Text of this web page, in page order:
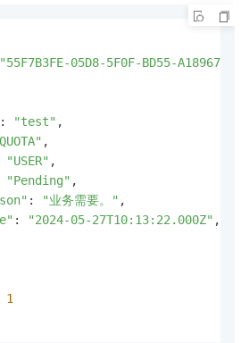
"55F7B3FE-05D8-5F0F-BD55-
: "test" ,
,
"USER" ,
"Pending" ,
: "业务需要。" ,
: "2024-05-27T10:13:22.000Z" ,
1